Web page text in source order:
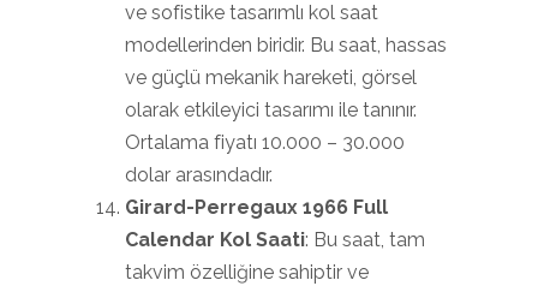
ve sofistike tasarımlı kol saat
modellerinden biridir. Bu saat, hassas
ve güçlü mekanik hareketi, görsel
olarak etkileyici tasarımı ile tanınır.
Ortalama fiyatı 10.000 – 30.000
dolar arasındadır.
Girard-Perregaux 1966 Full
Calendar Kol Saati: Bu saat, tam
takvim özelliğine sahiptir ve